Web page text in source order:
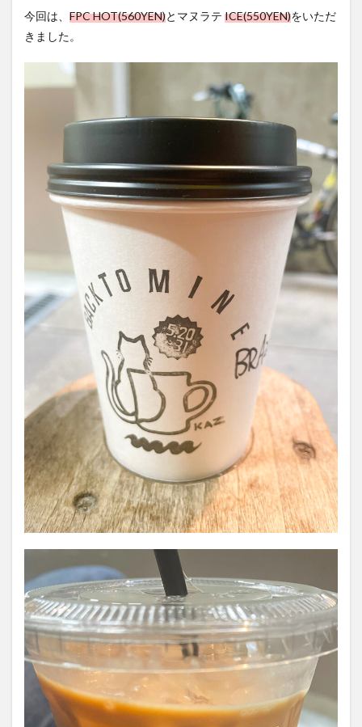
今回は、 FPC HOT(560YEN)とマヌラテ ICE(550YEN)をいただ
きました。